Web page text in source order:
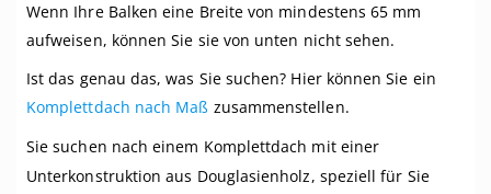
Wenn Ihre Balken eine Breite von mindestens 65 mm
aufweisen, können Sie sie von unten nicht sehen.
Ist das genau das, was Sie suchen? Hier können Sie ein
Komplettdach nach Maß zusammenstellen.
Sie suchen nach einem Komplettdach mit einer
Unterkonstruktion aus Douglasienholz, speziell für Sie